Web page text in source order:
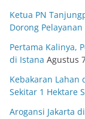
Ketua PN
Dorong
Pertama Kalinya,
di Istana Agustus
Kebakaran Lahan
Sekitar 1 Hektare
Arogansi Jakarta